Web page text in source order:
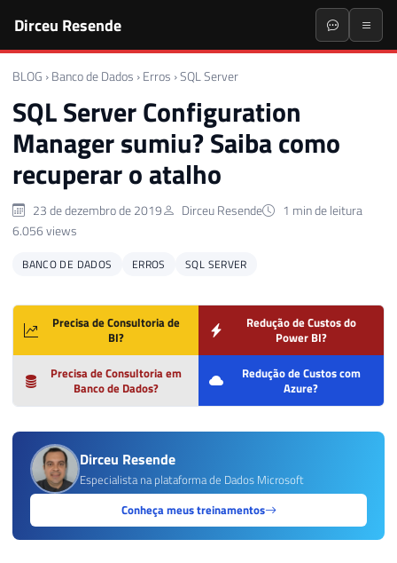
Dirceu Resende
BLOG › Banco de Dados › Erros ›SQL Server
SQL Server Configuration
Manager sumiu? Saiba como
recuperar o atalho
23 de dezembro de 2019 Dirceu Resende
1 min de leitura
6.056 views
BANCO DE DADOS ERROS SQL SERVER
Precisa de Consultoria de
BI?
Redução de Custos do
Power BI?
Precisa de Consultoria em
Banco de Dados?
Redução de Custos com
Azure?
Dirceu Resende
Especialista na plataforma de Dados Microsoft
Conheça meus treinamentos